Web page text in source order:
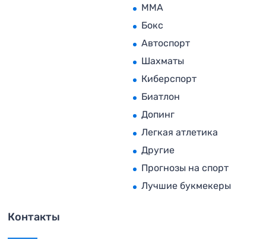
MMA
Бокс
Автоспорт
Шахматы
Киберспорт
Биатлон
Допинг
Легкая атлетика
Другие
Прогнозы на спорт
Лучшие букмекеры
Контакты